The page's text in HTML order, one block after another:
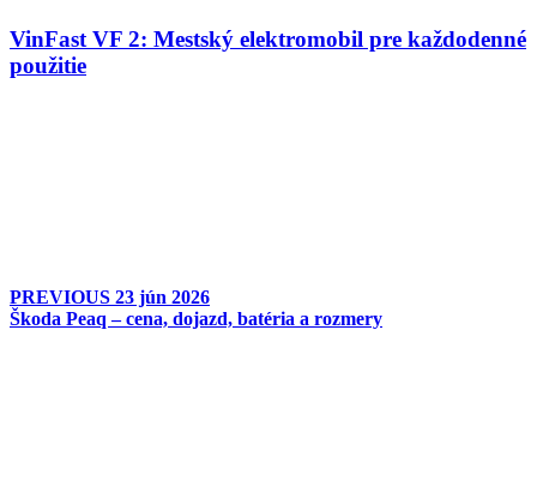
VinFast VF 2: Mestský elektromobil pre každodenné
použitie
PREVIOUS 23 jún 2026
Škoda Peaq – cena, dojazd, batéria a rozmery